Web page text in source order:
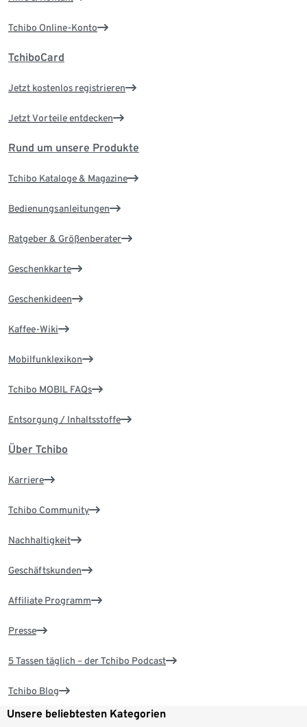
Tchibo Online-Konto
TchiboCard
Jetzt kostenlos registrieren
Jetzt Vorteile entdecken
Rund um unsere Produkte
Tchibo Kataloge & Magazine
Bedienungsanleitungen
Ratgeber & Größenberater
Geschenkkarte
Geschenkideen
Kaffee-Wiki
Mobilfunklexikon
Tchibo MOBIL FAQs
Entsorgung / Inhaltsstoffe
Über Tchibo
Karriere
Tchibo Community
Nachhaltigkeit
Geschäftskunden
Affiliate Programm
Presse
5 Tassen täglich – der Tchibo Podcast
Tchibo Blog
Unsere beliebtesten Kategorien